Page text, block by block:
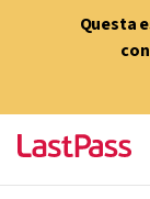
Questa